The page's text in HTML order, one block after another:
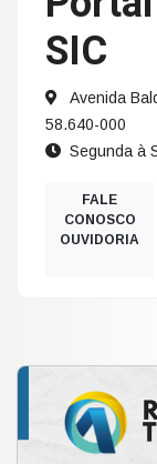
SIC
Avenida
58.640-000
Segunda à
FALE
CONOSCO
OUVIDORIA